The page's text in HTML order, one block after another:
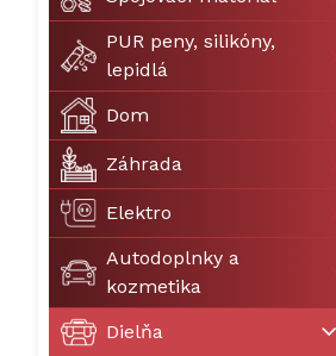
PUR peny, silikóny,
lepidlá
Dom
Záhrada
Elektro
Autodoplnky a
kozmetika
Dielňa